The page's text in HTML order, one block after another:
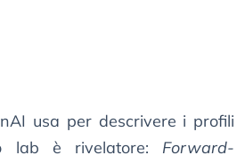
usa per descrivere i profili
lab è rivelatore: Forward-